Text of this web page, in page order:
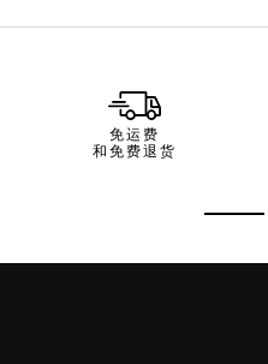
免运费
和免费退货